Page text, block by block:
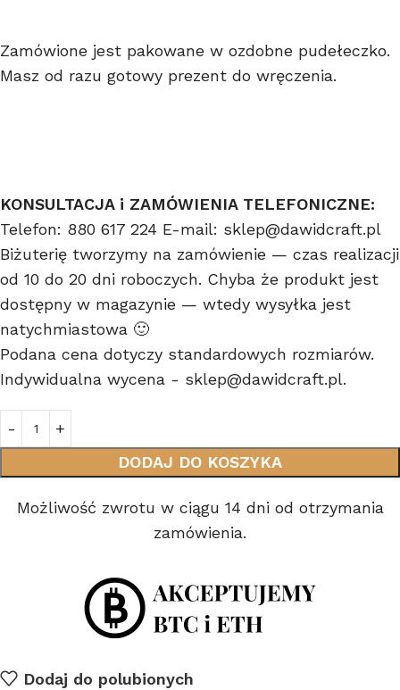
Zamówione jest pakowane w ozdobne pudełeczko.
Masz od razu gotowy prezent do wręczenia.
KONSULTACJA i ZAMÓWIENIA TELEFONICZNE:
Telefon: 880 617 224 E-mail: sklep@dawidcraft.pl
Biżuterię tworzymy na zamówienie — czas realizacji
od 10 do 20 dni roboczych. Chyba że produkt jest
dostępny w magazynie — wtedy wysyłka jest
natychmiastowa 🙂
Podana cena dotyczy standardowych rozmiarów.
Indywidualna wycena - sklep@dawidcraft.pl.
DODAJ DO KOSZYKA
Możliwość zwrotu w ciągu 14 dni od otrzymania
zamówienia.
Dodaj do polubionych